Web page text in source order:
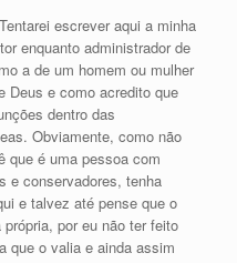
escrever aqui a minha
enquanto administrador de
a de um homem ou mulher
Deus e como acredito que
dentro das
Obviamente, como não
que é uma pessoa com
e conservadores, tenha
e talvez até pense que o
por eu não ter feito
que o valia e ainda assim